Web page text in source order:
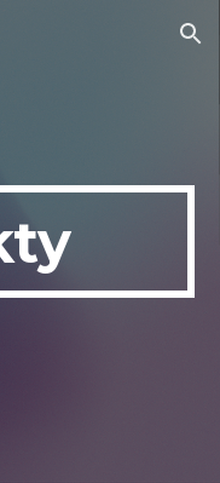
Skip to navigation